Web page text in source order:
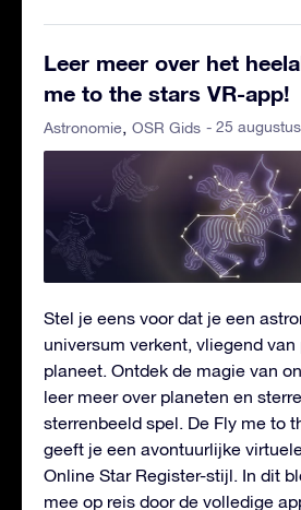
Leer meer over het
me to the stars VR-app!
Astronomie OSR Gids - 25
Stel je eens voor dat je een
universum verkent, vliegend
planeet. Ontdek de magie van
leer meer over planeten en
sterrenbeeld spel. De Fly me to
geeft je een avontuurlijke
Online Star Register-stijl. In dit
mee op reis door de volledige